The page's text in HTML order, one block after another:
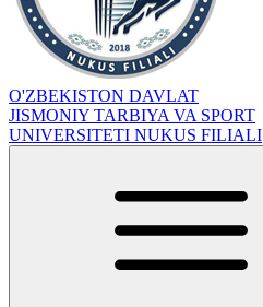
O'ZBEKISTON DAVLAT
JISMONIY TARBIYA VA SPORT
UNIVERSITETI NUKUS FILIALI